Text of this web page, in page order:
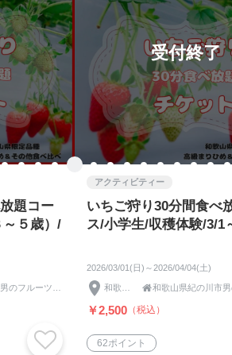
題コー
～５歳）/
受付終了
アクティビティー
いちご狩り30分間食べ
ス/小学生/収穫体験/3/1
2026/03/01(日)～2026/04/04(土)

￥2,500 （税込）
62ポイント